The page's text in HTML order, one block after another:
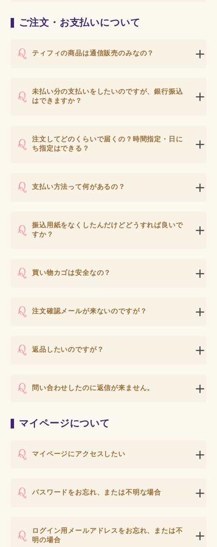
ご注文・お支払いについて
ティフィの商品は通信販売のみなの？
未払い分の支払いをしたいのですが、銀行振込
はできますか？
注文してどのくらいで届くの？時間指定・日に
ち指定はできる？
支払い方法って何があるの？
振込用紙をなくしたんだけどどうすれば良いで
すか？
買い物カゴは安全なの？
注文確認メールが来ないのですが？
返品したいのですが？
問い合わせしたのに返信が来ません。
マイページについて
マイページにアクセスしたい
パスワードをお忘れ、または不明な場合
ログイン用メールアドレスをお忘れ、または不
明の場合